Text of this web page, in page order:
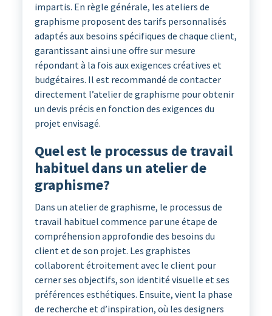
impartis. En règle générale, les ateliers de
graphisme proposent des tarifs personnalisés
adaptés aux besoins spécifiques de chaque client,
garantissant ainsi une offre sur mesure
répondant à la fois aux exigences créatives et
budgétaires. Il est recommandé de contacter
directement l’atelier de graphisme pour obtenir
un devis précis en fonction des exigences du
projet envisagé.
Quel est le processus de travail
habituel dans un atelier de
graphisme?
Dans un atelier de graphisme, le processus de
travail habituel commence par une étape de
compréhension approfondie des besoins du
client et de son projet. Les graphistes
collaborent étroitement avec le client pour
cerner ses objectifs, son identité visuelle et ses
préférences esthétiques. Ensuite, vient la phase
de recherche et d’inspiration, où les designers